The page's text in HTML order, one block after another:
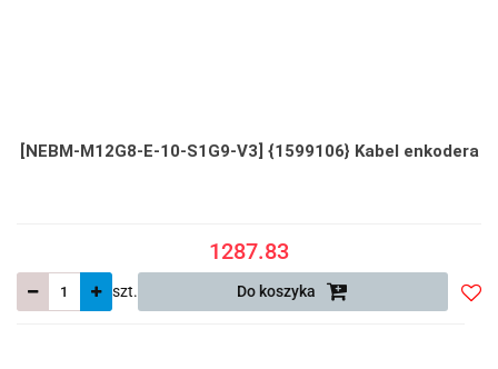
[NEBM-M12G8-E-10-S1G9-V3] {1599106} Kabel enkodera
1287.83
szt. Do koszyka